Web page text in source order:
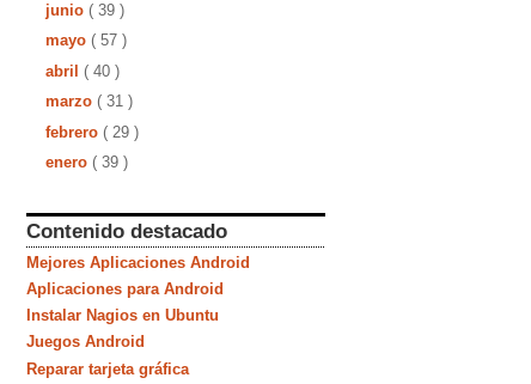
junio ( 39 )
mayo ( 57 )
abril ( 40 )
marzo ( 31 )
febrero ( 29 )
enero ( 39 )
Contenido destacado
Mejores Aplicaciones Android
Aplicaciones para Android
Instalar Nagios en Ubuntu
Juegos Android
Reparar tarjeta gráfica